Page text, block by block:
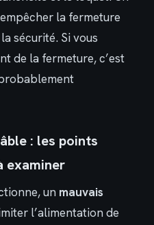
la fermeture
sécurité. Si vous
de la fermeture, c’est
: les points
examiner
un mauvais
l’alimentation de